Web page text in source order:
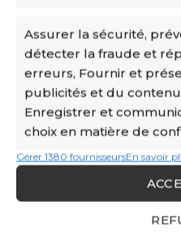
Assurer la sécurité,
détecter la fraude et
erreurs, Fournir et
publicités et du
Enregistrer et
choix en matière de
Gérer 1380 fournisseursEn savoir
pouvez ainsi
logistiques à notre
chaque détail
professionnalisme.
Work & Care : Bien-être et
Chez CATS
être au cœur de